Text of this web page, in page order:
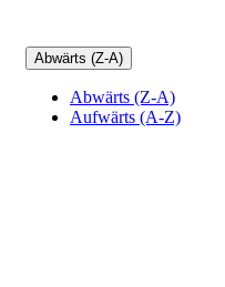
Abwärts (Z-A)
Abwärts (Z-A)
Aufwärts (A-Z)